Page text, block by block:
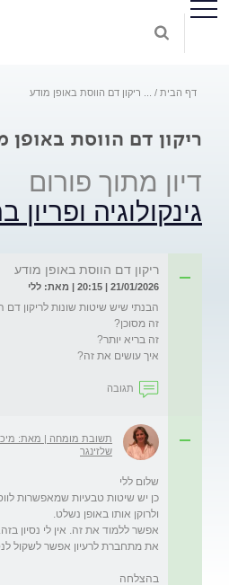
דף הבית ריקון דם הווסת באופן מודע
ריקון דם הווסת באופן
דיון מתוך פורום
גינקולוגיה
ריקון דם הווסת באופן מודע
21/01/2026 | 20:15 | מאת: ללי
איך עושים את זה?
תגובה
תשובת מומחה | מאת:
שלזינגר
כן יש שיטות טבעיות שמאפשרות
אפשר ללמוד את זה. אין לי נסיון